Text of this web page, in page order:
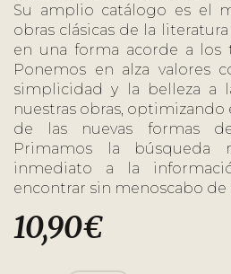
Su amplio catálogo es el
obras clásicas de la
en una forma acorde a los
Ponemos en alza valores
simplicidad y la belleza a
nuestras obras, optimizando
de las nuevas formas
Primamos la búsqueda
inmediato a la
encontrar sin menoscabo de
10,90€